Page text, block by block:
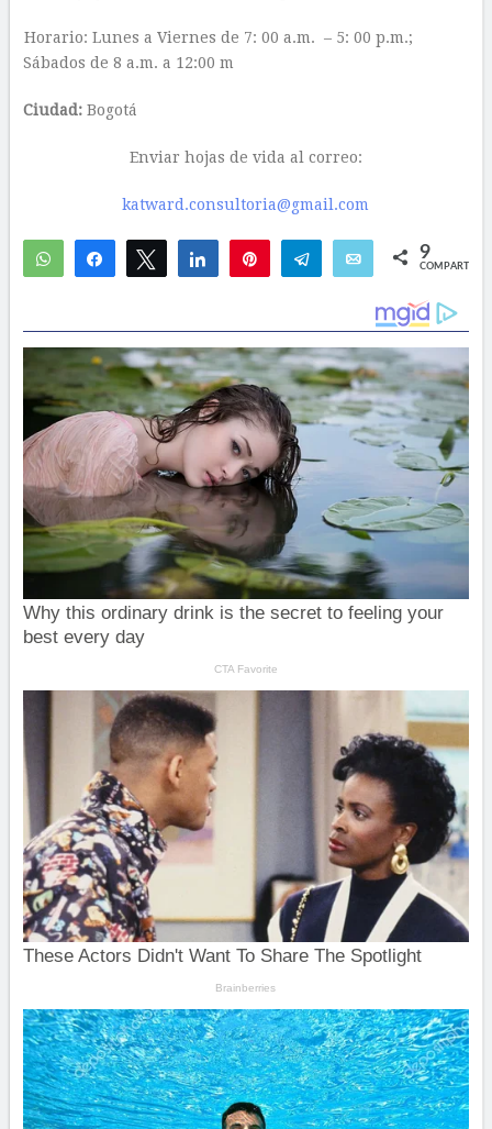
Horario: Lunes a Viernes de 7: 00 a.m. – 5: 00 p.m.;
Sábados de 8 a.m. a 12:00 m
Ciudad:Bogotá
Enviar hojas de vida al correo:
katward.consultoria@gmail.com
WhatsAppCompartirTwittear Compartir Telegram Email 9
COMPARTIR